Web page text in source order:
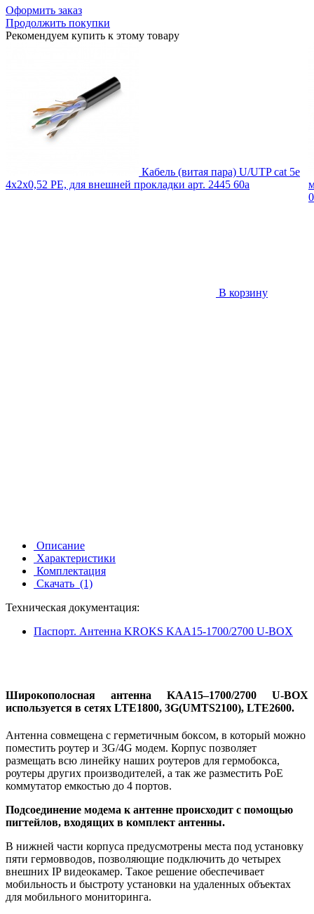
Оформить заказ
Продолжить покупки
Рекомендуем купить к этому товару
Кабель (витая пара) U/UTP cat 5e
4х2х0,52 PE, для внешней прокладки арт. 2445 60a
В корзину
Описание
Характеристики
Комплектация
Скачать (1)
Техническая документация:
Паспорт. Антенна KROKS KAA15-1700/2700 U-BOX
Широкополосная антенна KAA15–1700/2700 U-BOX
используется в сетях LTE1800, 3G(UMTS2100), LTE2600.
Антенна совмещена с герметичным боксом, в который можно
поместить роутер и 3G/4G модем. Корпус позволяет
размещать всю линейку наших роутеров для гермобокса,
роутеры других производителей, а так же разместить PoE
коммутатор емкостью до 4 портов.
Подсоединение модема к антенне происходит с помощью
пигтейлов, входящих в комплект антенны.
В нижней части корпуса предусмотрены места под установку
пяти гермовводов, позволяющие подключить до четырех
внешних IP видеокамер. Такое решение обеспечивает
мобильность и быстроту установки на удаленных объектах
для мобильного мониторинга.